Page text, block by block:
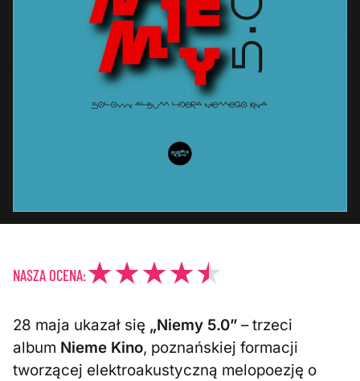
NASZA OCENA:
28 maja ukazał się „Niemy 5.0” – trzeci
album Nieme Kino, poznańskiej formacji
tworzącej elektroakustyczną melopoezję o